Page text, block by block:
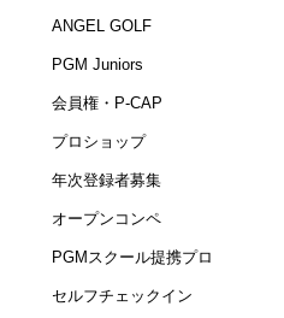
ANGEL GOLF
PGM Juniors
会員権・P-CAP
プロショップ
年次登録者募集
オープンコンペ
PGMスクール提携プロ
セルフチェックイン